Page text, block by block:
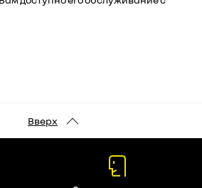
Вверх